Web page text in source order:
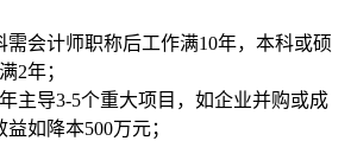
需会计师职称后工作满10年，本科或硕
2年；
主导3-5个重大项目，如企业并购或成
如降本500万元；